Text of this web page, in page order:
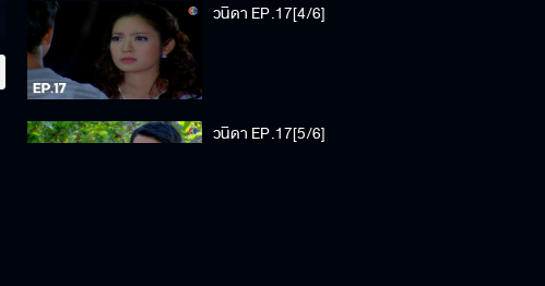
วนิดา EP.17[4/6]
วนิดา EP.17[5/6]